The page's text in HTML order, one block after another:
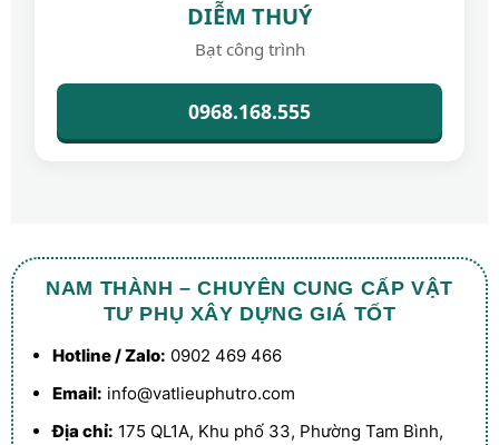
DIỄM THUÝ
Bạt công trình
0968.168.555
NAM THÀNH – CHUYÊN CUNG CẤP VẬT
TƯ PHỤ XÂY DỰNG GIÁ TỐT
Hotline / Zalo: 0902 469 466
Email: info@vatlieuphutro.com
Địa chỉ: 175 QL1A, Khu phố 33, Phường Tam Bình,